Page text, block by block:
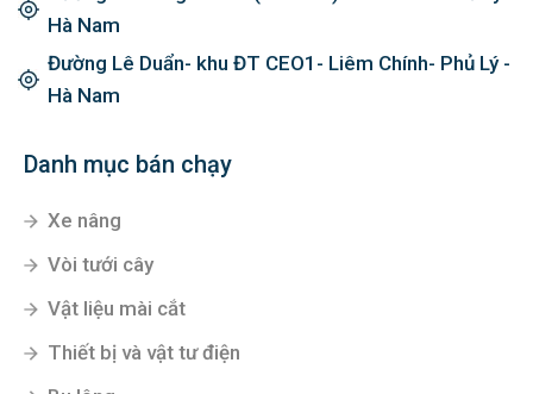
Hà Nam
Đường Lê Duẩn- khu ĐT CEO1- Liêm Chính- Phủ Lý -
Hà Nam
Danh mục bán chạy
Xe nâng
Vòi tưới cây
Vật liệu mài cắt
Thiết bị và vật tư điện